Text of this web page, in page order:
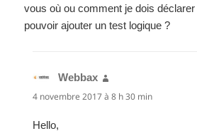
vous où ou comment je dois
pouvoir ajouter un test logique ?
Webbax
4 novembre 2017 à 8 h 30 min
Hello,